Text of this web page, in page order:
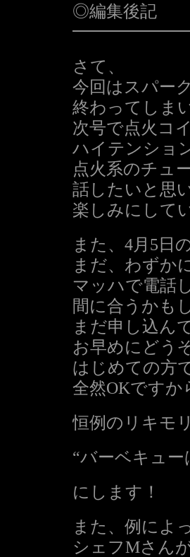
◎編集後記
さて、
今回はスパー
終わってしま
次号で点火コ
ハイテンショ
点火系のチュ
話したいと思
楽しみにして
また、4月5日
まだ、わずか
マッハで電話
間に合うかも
まだ申し込ん
お早めにどう
はじめての方
全然OKですか
恒例のリキモ
“バーベキュー
にします！
また、例によ
シェフMさん